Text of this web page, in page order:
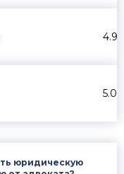
4.9
5.0
юридическую